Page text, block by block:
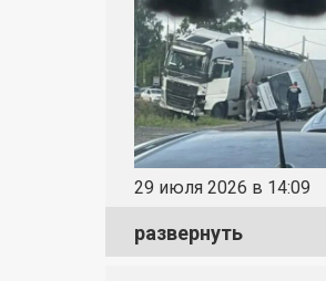
29 июля 2026 в 14:09
развернуть